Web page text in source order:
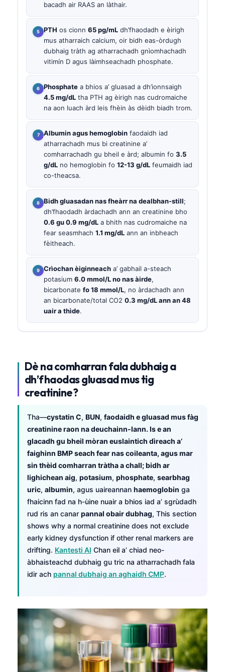
bacadh air RAAS an làthair.
PTH os cionn 65 pg/mL dh’fhaodadh e èirigh
mus atharraich calcium, oir bidh eas-òrdugh
dubhaig tràth ag atharrachadh gnìomhachadh
vitimín D agus làimhseachadh phosphate.
Phosphate a bhios a’ gluasad a dh’ionnsaigh
4.5 mg/dL tha PTH ag èirigh nas cudromaiche
na aon luach àrd leis fhèin às dèidh biadh trom.
Albumin agus hemoglobin faodaidh iad
atharrachadh mus bi creatinine a’
comharrachadh gu bheil e àrd; albumin fo 3.5
g/dL no hemoglobin fo 12-13 g/dL feumaidh iad
co-theacsa.
Bidh gluasadan nas fheàrr na dealbhan-still;
dh’fhaodadh àrdachadh ann an creatinine bho
0.6 gu 0.9 mg/dL a bhith nas cudromaiche na
fear seasmhach 1.1 mg/dL ann an inbheach
fèitheach.
Crìochan èiginneach a’ gabhail a-steach
potasium 6.0 mmol/L no nas àirde,
bicarbonate fo 18 mmol/L, no àrdachadh ann
an bicarbonate/total CO2 0.3 mg/dL ann an 48
uair a thìde.
Dè na comharran fala dubhaig a
dh’fhaodas gluasad mus tig
creatinine?
Tha—cystatin C, BUN, faodaidh e gluasad mus fàg
creatinine raon na deuchainn-lann. Is e an
glacadh gu bheil mòran euslaintich dìreach a’
faighinn BMP seach fear nas coileanta, agus mar
sin thèid comharran tràtha a chall; bidh ar
lighichean aig, potasium, phosphate, searbhag
uric, albumin, agus uaireannan haemoglobin ga
fhaicinn fad na h-ùine nuair a bhios iad a’ sgrùdadh
rud ris an canar pannal obair dubhag, This section
shows why a normal creatinine does not exclude
early kidney dysfunction if other renal markers are
drifting. Kantesti AI Chan eil a’ chiad neo-
àbhaisteachd dubhaig gu tric na atharrachadh fala
idir ach pannal dubhaig an aghaidh CMP.